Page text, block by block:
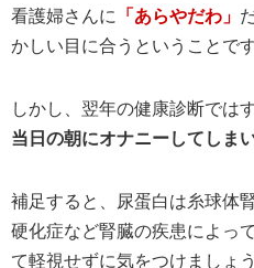
看護婦さんに
「あらやだわ」
かしい目に合うということです
しかし、翌年の健康診断では
当日の朝にオナニーしてしま
補足すると、尿蛋白は糸球体
硬化症など腎臓の疾患によっ
て軽視せずに気をつけましょう